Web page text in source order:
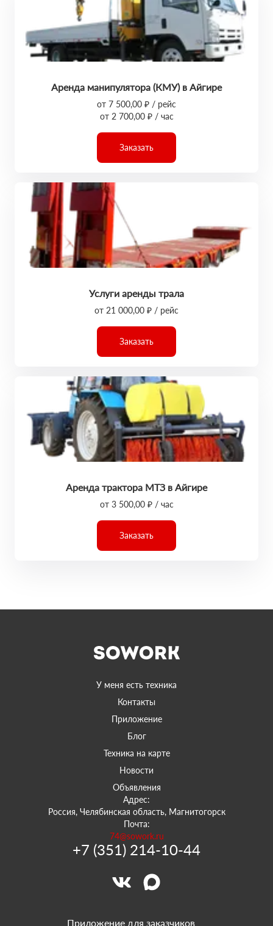
Аренда манипулятора (КМУ) в Айгире
от 7 500,00 ₽ / рейс
от 2 700,00 ₽ / час
Заказать
Услуги аренды трала
от 21 000,00 ₽ / рейс
Заказать
Аренда трактора МТЗ в Айгире
от 3 500,00 ₽ / час
Заказать
У меня есть техника
Контакты
Приложение
Блог
Техника на карте
Новости
Объявления
Адрес:
Россия, Челябинская область, Магнитогорск
Почта:
74@sowork.ru
+7 (351) 214-10-44
Приложение для заказчиков